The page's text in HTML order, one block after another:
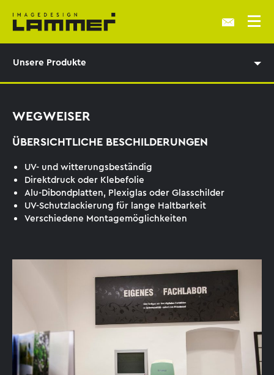
Unsere Produkte
WEGWEISER
ÜBERSICHTLICHE BESCHILDERUNGEN
UV- und witterungsbeständig
Direktdruck oder Klebefolie
Alu-Dibondplatten, Plexiglas oder Glasschilder
UV-Schutzlackierung für lange Haltbarkeit
Verschiedene Montagemöglichkeiten